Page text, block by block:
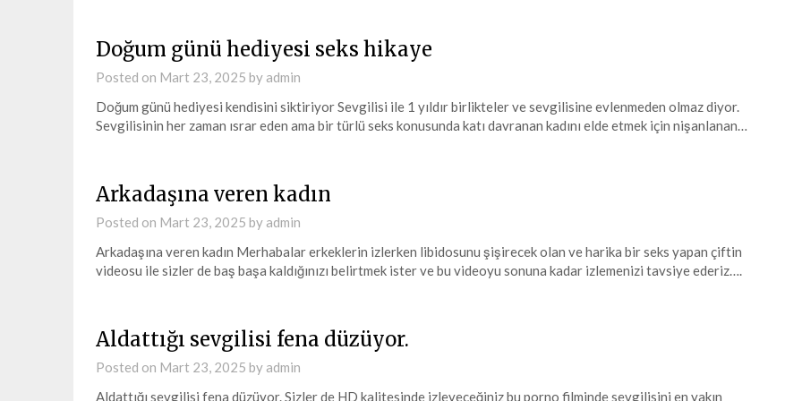
Doğum günü hediyesi seks hikaye
Posted on Mart 23, 2025 by admin
Doğum günü hediyesi kendisini siktiriyor Sevgilisi ile 1 yıldır birlikteler ve sevgilisine evlenmeden olmaz diyor.
Sevgilisinin her zaman ısrar eden ama bir türlü seks konusunda katı davranan kadını elde etmek için nişanlanan…
Arkadaşına veren kadın
Posted on Mart 23, 2025 by admin
Arkadaşına veren kadın Merhabalar erkeklerin izlerken libidosunu şişirecek olan ve harika bir seks yapan çiftin
videosu ile sizler de baş başa kaldığınızı belirtmek ister ve bu videoyu sonuna kadar izlemenizi tavsiye ederiz….
Aldattığı sevgilisi fena düzüyor.
Posted on Mart 23, 2025 by admin
Aldattığı sevgilisi fena düzüyor. Sizler de HD kalitesinde izleyeceğiniz bu porno filminde sevgilisini en yakın